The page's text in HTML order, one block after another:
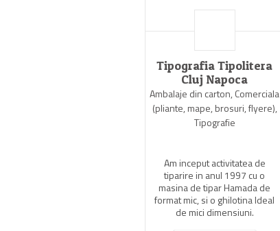
Tipografia Tipolitera
Cluj Napoca
Ambalaje din carton, Comerciala
(pliante, mape, brosuri, flyere),
Tipografie
Am inceput activitatea de
tiparire in anul 1997 cu o
masina de tipar Hamada de
format mic, si o ghilotina Ideal
de mici dimensiuni.